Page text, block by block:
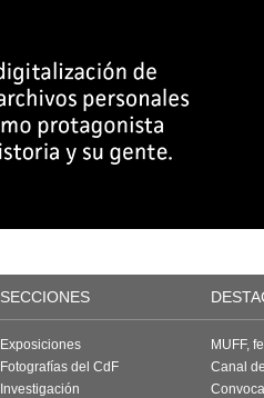
SECCIONES
Exposiciones
Fotografías del CdF
Investigación
MUFF,
Canal